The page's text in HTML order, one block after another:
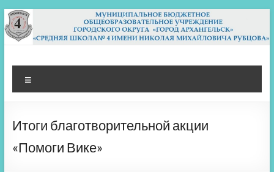
Перейти
к
содержимому
МБОУ СШ 4
Архангельск
Итоги благотворительной акции
«Помоги Вике»